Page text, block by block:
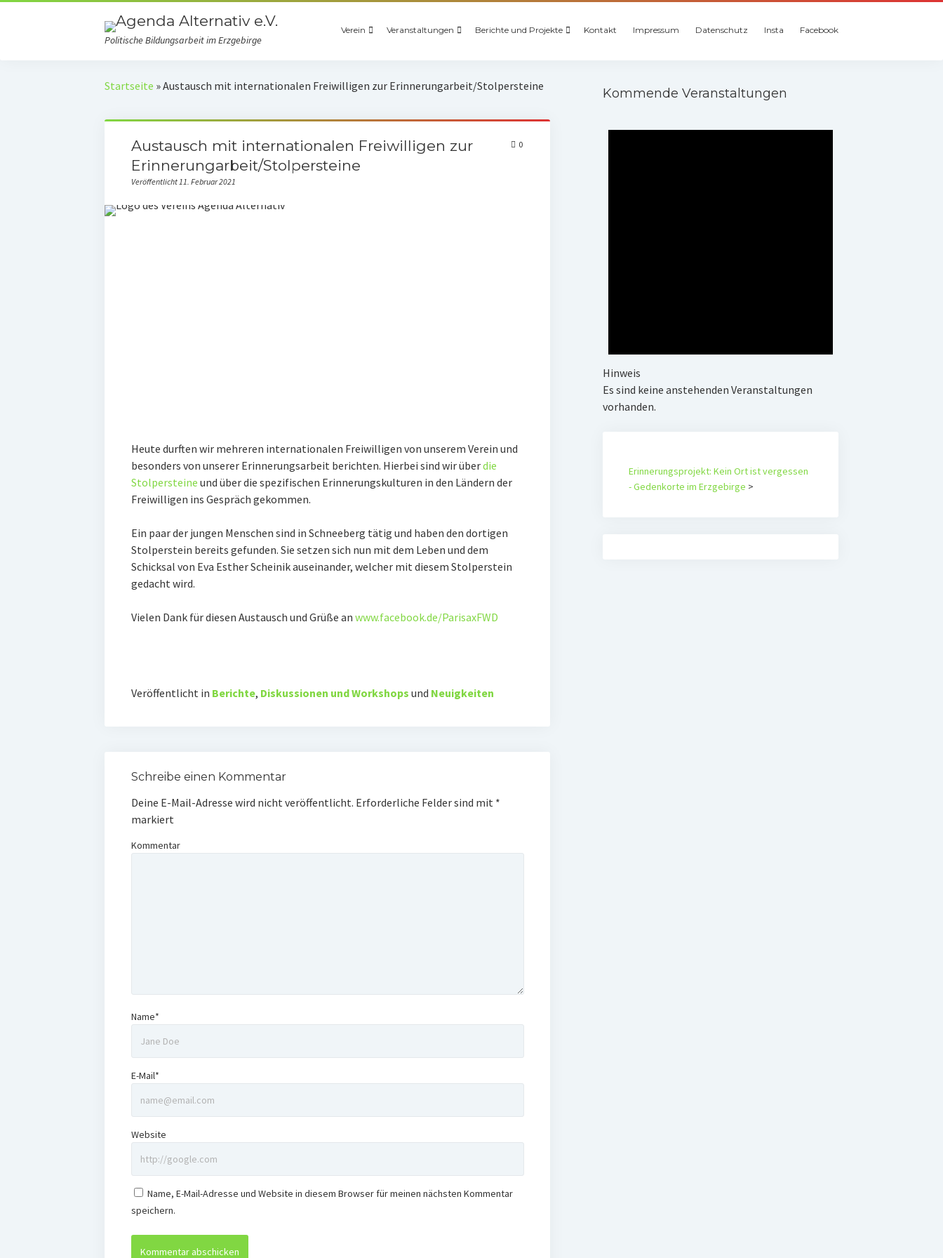
Politische Bildungsarbeit im Erzgebirge
Verein Veranstaltungen Berichte und Projekte Kontakt Impressum Datenschutz Insta Facebook
Startseite »Austausch mit internationalen Freiwilligen zur Erinnerungarbeit/Stolpersteine
Austausch mit internationalen Freiwilligen zur
Erinnerungarbeit/Stolpersteine
Veröffentlicht 11. Februar 2021
0
Heute durften wir mehreren internationalen Freiwilligen von unserem Verein und
besonders von unserer Erinnerungsarbeit berichten. Hierbei sind wir überdie
Stolpersteine und über die spezifischen Erinnerungskulturen in den Ländern der
Freiwilligen ins Gespräch gekommen.
Ein paar der jungen Menschen sind in Schneeberg tätig und haben den dortigen
Stolperstein bereits gefunden. Sie setzen sich nun mit dem Leben und dem
Schicksal von Eva Esther Scheinik auseinander, welcher mit diesem Stolperstein
gedacht wird.
Vielen Dank für diesen Austausch und Grüße an www.facebook.de/ParisaxFWD
Veröffentlicht in Berichte, Diskussionen und Workshops und Neuigkeiten
Schreibe einen Kommentar
Deine E-Mail-Adresse wird nicht veröffentlicht. Erforderliche Felder sind mit *
markiert
Kommentar
Name*
E-Mail*
Website
Name, E-Mail-Adresse und Website in diesem Browser für meinen nächsten Kommentar
speichern.
Kommende Veranstaltungen
Hinweis
Es sind keine anstehenden Veranstaltungen
vorhanden.
Erinnerungsprojekt: Kein Ort ist vergessen
- Gedenkorte im Erzgebirge >